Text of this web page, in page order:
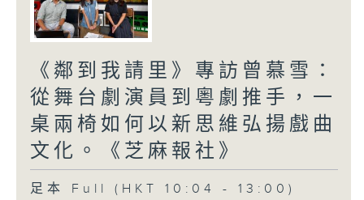
《鄰到我請里》專訪曾慕雪：
從舞台劇演員到粵劇推手，一
桌兩椅如何以新思維弘揚戲曲
文化。《芝麻報社》
足本 Full (HKT 10:04 - 13:00)